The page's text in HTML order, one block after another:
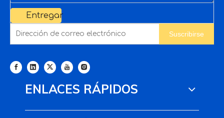
Entregar
Suscribirse
ENLACES RÁPIDOS